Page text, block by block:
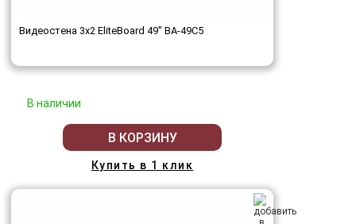
Видеостена 3x2 EliteBoard 49" BA-49C5
В наличии
В КОРЗИНУ
Купить в 1 клик